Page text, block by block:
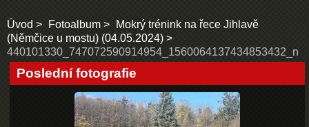
Úvod Fotoalbum
Mokrý trénink na řece Jihlavě
(Němčice u mostu) (04.05.2024)
440101330_747072590914954_1560064137434853432_n
Poslední fotografie